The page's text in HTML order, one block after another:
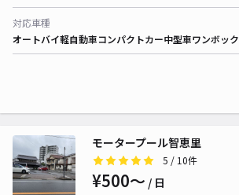
対応車種
オートバイ軽自動車コンパクトカー中型車ワンボッ
モータープール智恵里
5 / 10件
¥500〜 / 日